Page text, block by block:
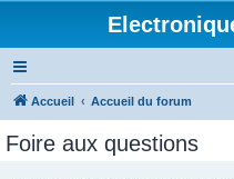
Accueil Accueil du forum
Foire aux questions